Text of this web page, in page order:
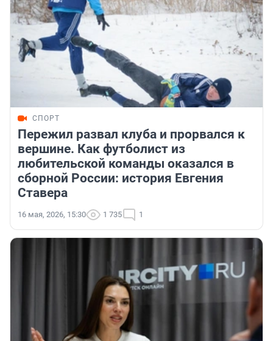
СПОРТ
Пережил развал клуба и прорвался к
вершине. Как футболист из
любительской команды оказался в
сборной России: история Евгения
Ставера
16 мая, 2026, 15:30 1 735 1